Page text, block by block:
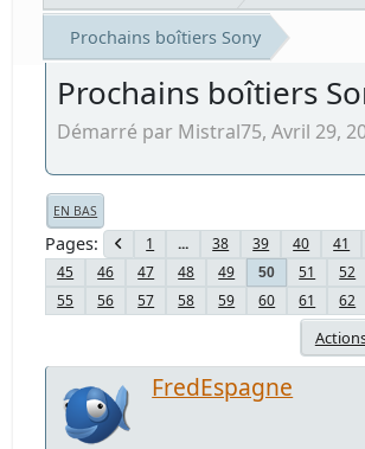
Prochains boîtiers Sony
Prochains boîtiers
Démarré par Mistral75, Avril 29,
EN BAS
Pages 1 ... 38 39 40 41
45
46 47 48 49 50 51 52
55
56 57 58 59 60 61 62
FredEspagne